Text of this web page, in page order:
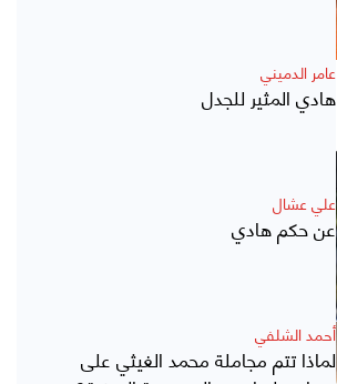
عامر الدميني
هادي المثير للجدل
علي عشال
عن حكم هادي
أحمد الشلفي
لماذا تتم مجاملة محمد الغيثي على